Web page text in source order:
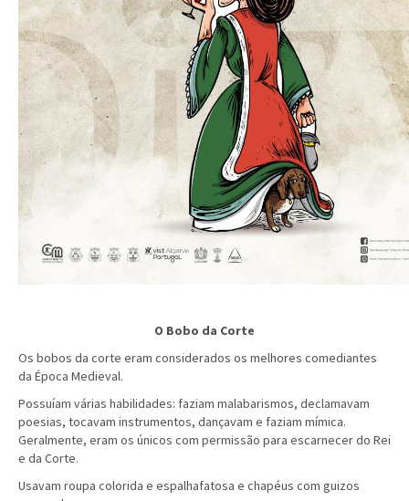
O Bobo da Corte
Os bobos da corte eram considerados os melhores comediantes
da Época Medieval.
Possuíam várias habilidades: faziam malabarismos, declamavam
poesias, tocavam instrumentos, dançavam e faziam mímica.
Geralmente, eram os únicos com permissão para escarnecer do Rei
e da Corte.
Usavam roupa colorida e espalhafatosa e chapéus com guizos